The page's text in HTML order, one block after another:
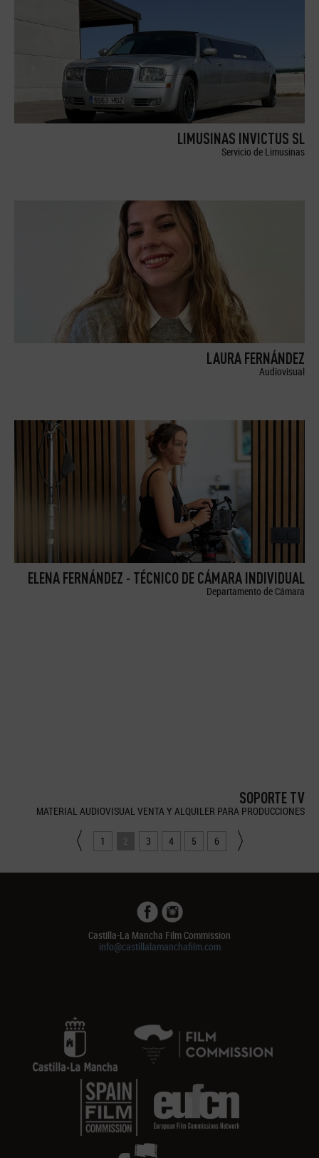
LIMUSINAS INVICTUS SL
Servicio de Limusinas
LAURA FERNÁNDEZ
Audiovisual
ELENA FERNÁNDEZ - TÉCNICO DE CÁMARA INDIVIDUAL
Departamento de Cámara
SOPORTE TV
MATERIAL AUDIOVISUAL VENTA Y ALQUILER PARA PRODUCCIONES
1 2 3 4 5 6
Castilla-La Mancha Film Commission
info@castillalamanchafilm.com